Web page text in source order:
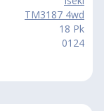
TM3187 4wd
18 Pk
0124